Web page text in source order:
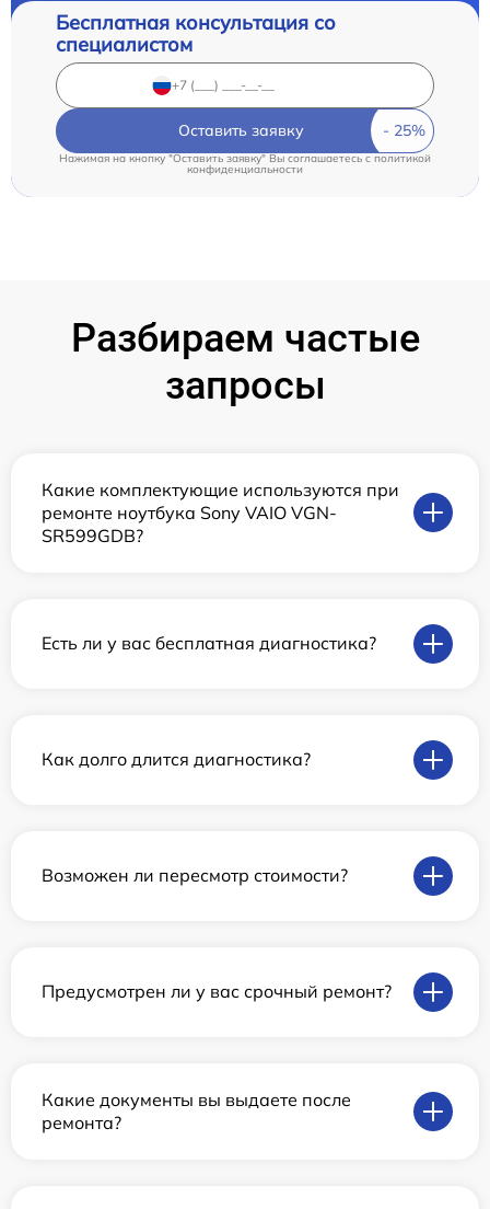
Бесплатная консультация со
специалистом
Оставить заявку
Нажимая на кнопку "Оставить заявку" Вы соглашаетесь cполитикой
конфиденциальности
Разбираем частые
запросы
Какие комплектующие используются при
ремонте ноутбука Sony VAIO VGN-
SR599GDB?
Есть ли у вас бесплатная диагностика?
Как долго длится диагностика?
Возможен ли пересмотр стоимости?
Предусмотрен ли у вас срочный ремонт?
Какие документы вы выдаете после
ремонта?